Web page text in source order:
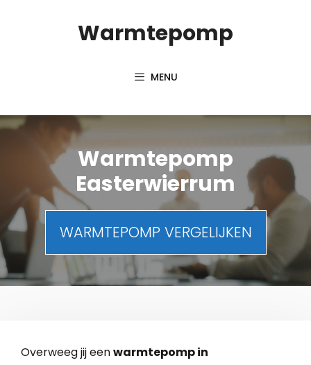
Warmtepomp
MENU
Warmtepomp
Easterwierrum
WARMTEPOMP VERGELIJKEN
Overweeg jij eenwarmtepomp in